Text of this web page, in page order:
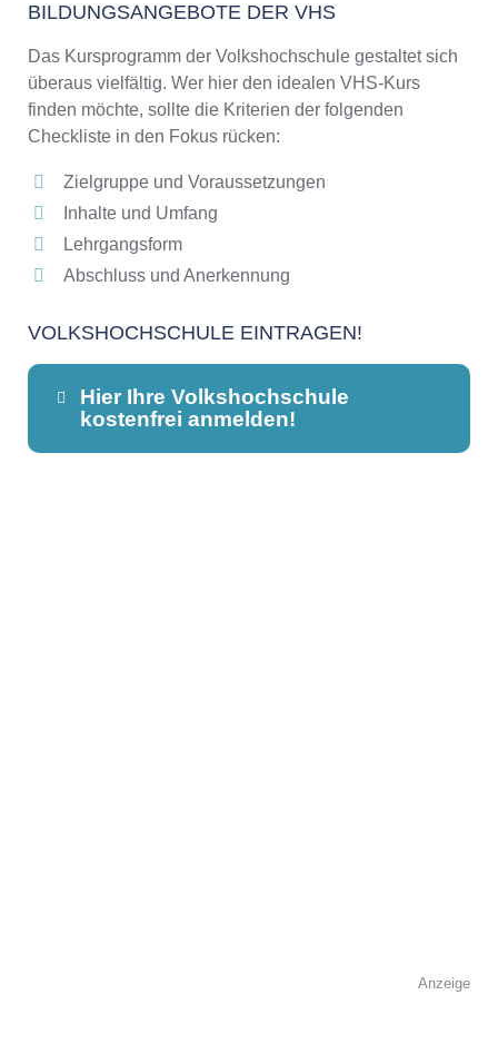
BILDUNGSANGEBOTE DER VHS
Das Kursprogramm der Volkshochschule gestaltet sich
überaus vielfältig. Wer hier den idealen VHS-Kurs
finden möchte, sollte die Kriterien der folgenden
Checkliste in den Fokus rücken:
Zielgruppe und Voraussetzungen
Inhalte und Umfang
Lehrgangsform
Abschluss und Anerkennung
VOLKSHOCHSCHULE EINTRAGEN!
Hier Ihre Volkshochschule
kostenfrei anmelden!
Anzeige